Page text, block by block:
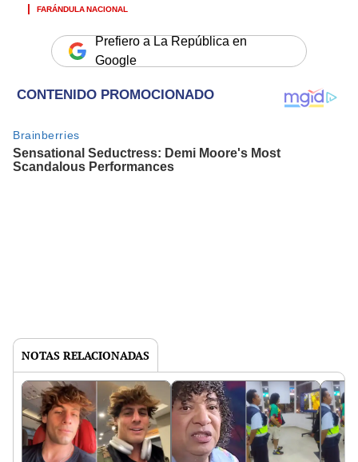
FARÁNDULA NACIONAL
Prefiero a La República en
Google
NOTAS RELACIONADAS